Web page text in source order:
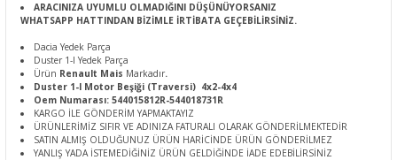
ARACINIZA UYUMLU OLMADIĞINI DÜŞÜNÜYORSANIZ
WHATSAPP HATTINDAN BİZİMLE İRTİBATA GEÇEBİLİRSİNİZ.
Dacia Yedek Parça
Duster 1-I Yedek Parça
Ürün Renault Mais Markadır.
Duster 1-I Motor Beşiği (Traversi) 4x2-4x4
Oem Numarası: 544015812R-544018731R
KARGO İLE GÖNDERİM YAPMAKTAYIZ
ÜRÜNLERİMİZ SIFIR VE ADINIZA FATURALI OLARAK GÖNDERİLMEKTEDİR
SATIN ALMIŞ OLDUĞUNUZ ÜRÜN HARİCİNDE ÜRÜN GÖNDERİLMEZ
YANLIŞ YADA İSTEMEDİĞİNİZ ÜRÜN GELDİĞİNDE İADE EDEBİLİRSİNİZ